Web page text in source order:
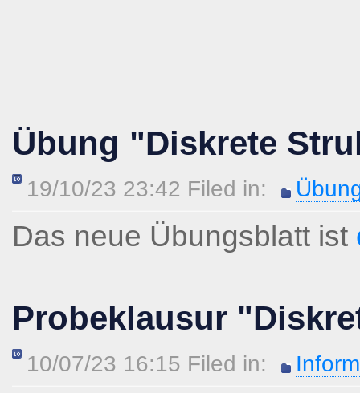
Übung "Diskrete
19/10/23 23:42 Filed in:
Das neue Übungsblatt ist
Probeklausur
10/07/23 16:15 Filed in: